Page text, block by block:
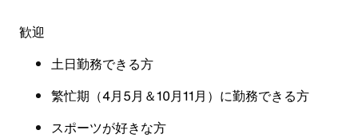
歓迎
土日勤務できる方
繁忙期（4月5月＆10月11月）に勤務できる方
スポーツが好きな方